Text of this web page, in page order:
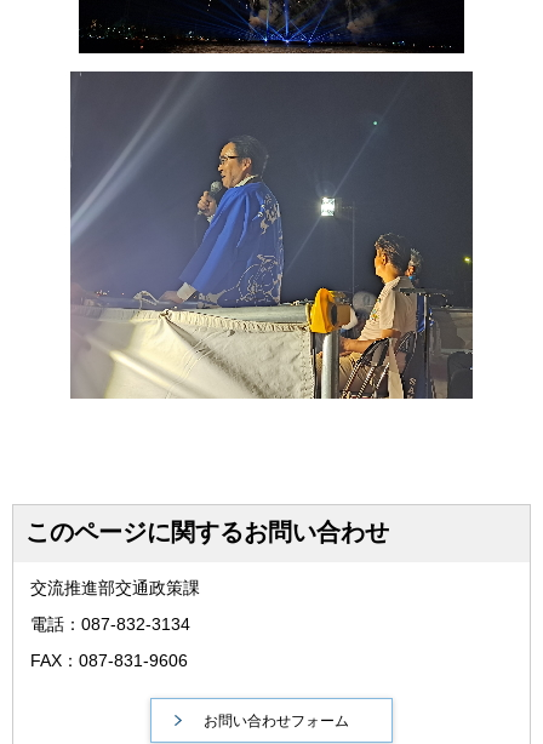
このページに関するお問い合わせ
交流推進部交通政策課
電話：087-832-3134
FAX：087-831-9606